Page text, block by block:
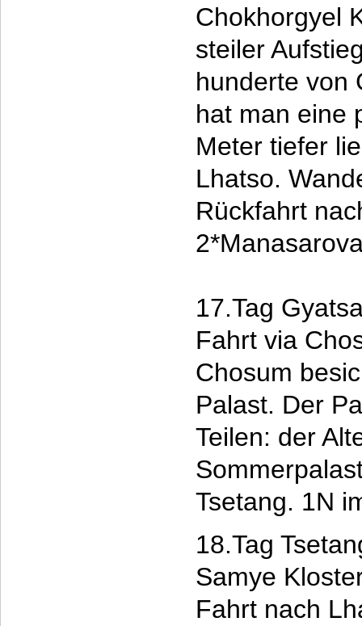
Chokhorgyel
steiler
hunderte von
hat man eine
Meter tiefer
Lhatso.
Rückfahrt
17.Tag
Fahrt via
Chosum
Palast. Der
Teilen: der
Tsetang. 1N
18.Tag
Samye
Fahrt nach